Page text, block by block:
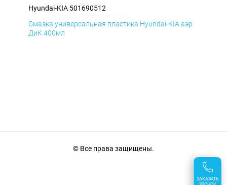
Hyundai-KIA 501690512
Смазка универсальная пластика Hyundai-KIA аэр
ДиК 400мл
ЗАКАЗАТЬ
© Все права защищены.